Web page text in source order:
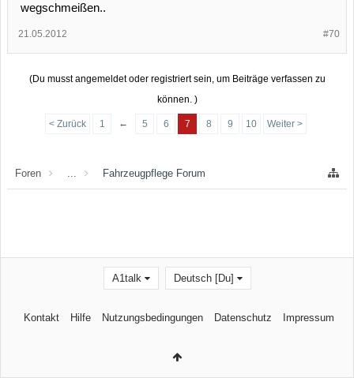
wegschmeißen..
#70
21.05.2012
(Du musst angemeldet oder registriert sein, um Beiträge verfassen zu
können. )
< Zurück 1 ← 5 6 7 8 9 10 Weiter >
Foren Fahrzeugpflege Forum
A1talk Deutsch [Du]
Kontakt Hilfe Nutzungsbedingungen Datenschutz Impressum